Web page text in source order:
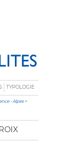
TYPOLOGIE
- Alpes>